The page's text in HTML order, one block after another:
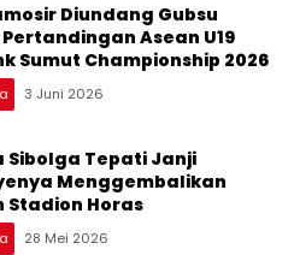
Diundang Gubsu
Asean U19
Sumut Championship 2026
3 Juni 2026
Sibolga Tepati Janji
Menggembalikan
Stadion Horas
28 Mei 2026